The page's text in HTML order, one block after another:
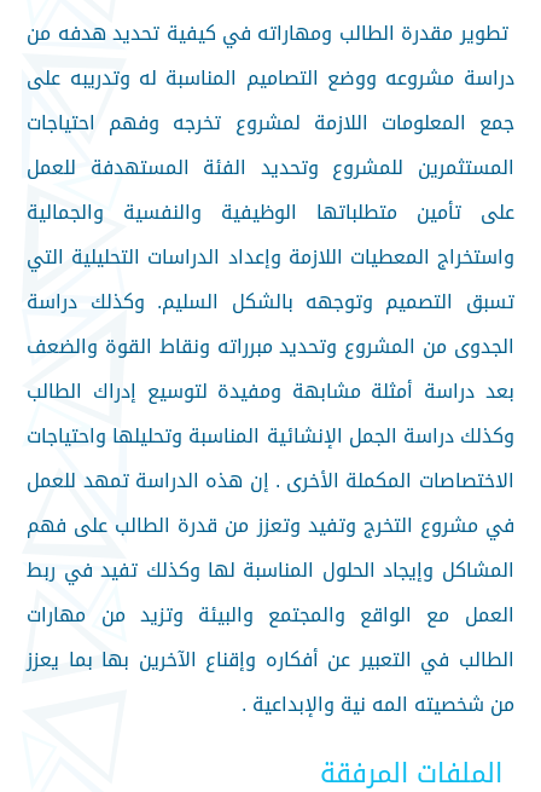
تطوير مقدرة الطالب ومهاراته في كيفية تحديد هدفه من
دراسة مشروعه ووضع التصاميم المناسبة له وتدريبه على
جمع المعلومات اللازمة لمشروع تخرجه وفهم احتياجات
المستثمرين للمشروع وتحديد الفئة المستهدفة للعمل
على تأمين متطلباتها الوظيفية والنفسية والجمالية
واستخراج المعطيات اللازمة وإعداد الدراسات التحليلية التي
تسبق التصميم وتوجهه بالشكل السليم. وكذلك دراسة
الجدوى من المشروع وتحديد مبرراته ونقاط القوة والضعف
بعد دراسة أمثلة مشابهة ومفيدة لتوسيع إدراك الطالب
وكذلك دراسة الجمل الإنشائية المناسبة وتحليلها واحتياجات
الاختصاصات المكملة الأخرى . إن هذه الدراسة تمهد للعمل
في مشروع التخرج وتفيد وتعزز من قدرة الطالب على فهم
المشاكل وإيجاد الحلول المناسبة لها وكذلك تفيد في ربط
العمل مع الواقع والمجتمع والبيئة وتزيد من مهارات
الطالب في التعبير عن أفكاره وإقناع الآخرين بها بما يعزز
من شخصيته المه نية والإبداعية .
الملفات المرفقة